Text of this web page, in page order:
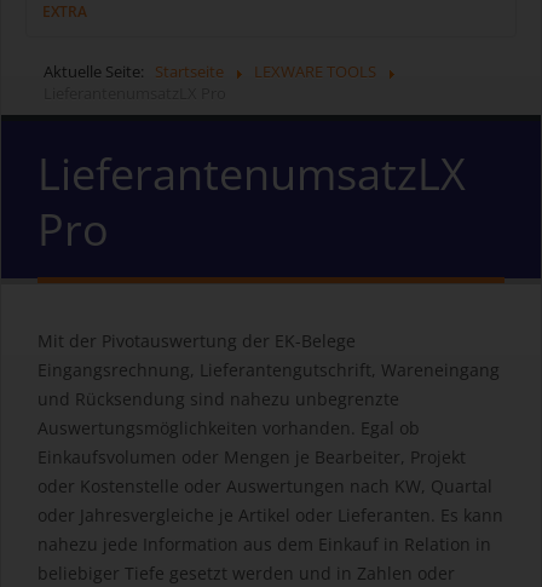
EXTRA
Aktuelle Seite: Startseite
LEXWARE TOOLS
LieferantenumsatzLX
Pro
Mit der Pivotauswertung der EK-Belege
Eingangsrechnung, Lieferantengutschrift, Wareneingang
und Rücksendung sind nahezu unbegrenzte
Auswertungsmöglichkeiten vorhanden. Egal ob
Einkaufsvolumen oder Mengen je Bearbeiter, Projekt
oder Kostenstelle oder Auswertungen nach KW, Quartal
oder Jahresvergleiche je Artikel oder Lieferanten. Es kann
nahezu jede Information aus dem Einkauf in Relation in
beliebiger Tiefe gesetzt werden und in Zahlen oder